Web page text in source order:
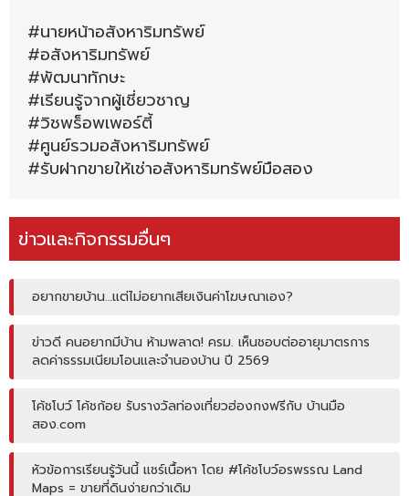
#นายหน้าอสังหาริมทรัพย์
#อสังหาริมทรัพย์
#พัฒนาทักษะ
#เรียนรู้จากผู้เชี่ยวชาญ
#วิชพร็อพเพอร์ตี้
#ศูนย์รวมอสังหาริมทรัพย์
#รับฝากขายให้เช่าอสังหาริมทรัพย์มือสอง
ข่าวและกิจกรรมอื่นๆ
อยากขายบ้าน…แต่ไม่อยากเสียเงินค่าโฆษณาเอง?
ข่าวดี คนอยากมีบ้าน ห้ามพลาด! ครม. เห็นชอบต่ออายุมาตรการ
ลดค่าธรรมเนียมโอนและจำนองบ้าน ปี 2569
โค้ชโบว์ โค้ชก้อย รับรางวัลท่องเที่ยวฮ่องกงฟรีกับ บ้านมือ
สอง.com
หัวข้อการเรียนรู้วันนี้ แชร์เนื้อหา โดย #โค้ชโบว์อรพรรณ Land
Maps = ขายที่ดินง่ายกว่าเดิม